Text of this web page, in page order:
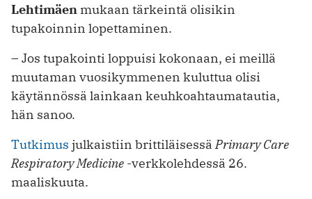
Lehtimäen mukaan tärkeintä olisikin
tupakoinnin lopettaminen.
– Jos tupakointi loppuisi kokonaan, ei meillä
muutaman vuosikymmenen kuluttua olisi
käytännössä lainkaan keuhkoahtaumatautia,
hän sanoo.
Tutkimus julkaistiin brittiläisessäPrimary Care
Respiratory Medicine -verkkolehdessä 26.
maaliskuuta.